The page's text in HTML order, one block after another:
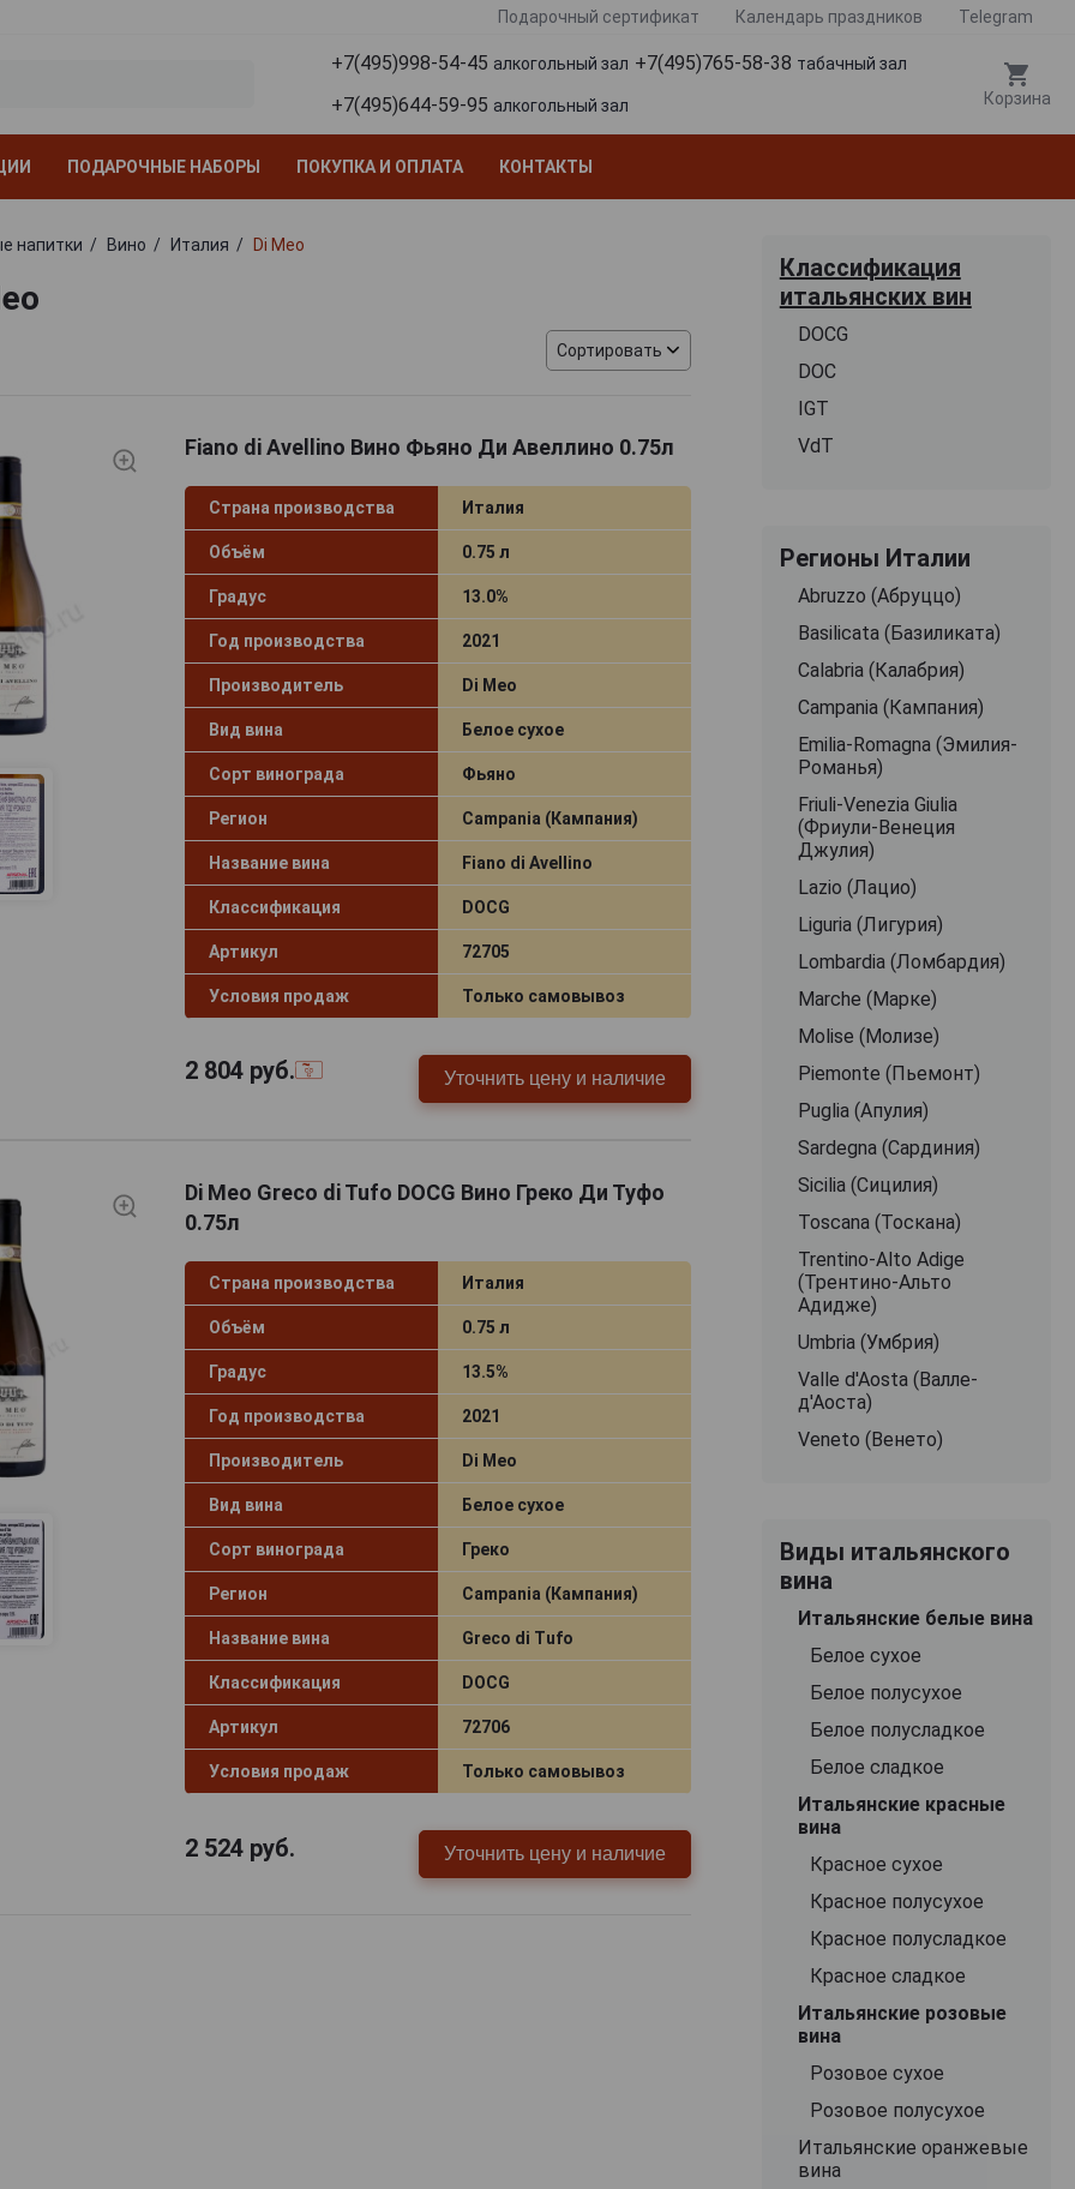
Подарочный сертификат Календарь праздников Telegram
+7(495)998-54-45 алкогольный зал +7(495)765-58-38 табачный зал
+7(495)644-59-95 алкогольный зал Корзина
ПОДАРОЧНЫЕ НАБОРЫ ПОКУПКА И ОПЛАТА КОНТАКТЫ
напитки Вино Италия Di Meo
Сортировать
Fiano di Avellino Вино Фьяно Ди Авеллино 0.75л
Страна производства Италия
Объём 0.75 л
Градус 13.0%
Год производства 2021
Производитель Di Meo
Вид вина Белое сухое
Сорт винограда Фьяно
Регион Campania (Кампания)
Название вина Fiano di Avellino
Классификация DOCG
Артикул 72705
Условия продаж Только самовывоз
2 804руб. Уточнить цену и наличие
Di Meo Greco di Tufo DOCG Вино Греко Ди Туфо
0.75л
Страна производства Италия
Объём 0.75 л
Градус 13.5%
Год производства 2021
Производитель Di Meo
Вид вина Белое сухое
Сорт винограда Греко
Регион Campania (Кампания)
Название вина Greco di Tufo
Классификация DOCG
Артикул 72706
Условия продаж Только самовывоз
2 524руб. Уточнить цену и наличие
Классификация
итальянских вин
DOCG
DOC
IGT
VdT
Регионы Италии
Abruzzo (Абруццо)
Basilicata (Базиликата)
Calabria (Калабрия)
Campania (Кампания)
Emilia-Romagna (Эмилия-
Романья)
Friuli-Venezia Giulia
(Фриули-Венеция
Джулия)
Lazio (Лацио)
Liguria (Лигурия)
Lombardia (Ломбардия)
Marche (Марке)
Molise (Молизе)
Piemonte (Пьемонт)
Puglia (Апулия)
Sardegna (Сардиния)
Sicilia (Сицилия)
Toscana (Тоскана)
Trentino-Alto Adige
(Трентино-Альто
Адидже)
Umbria (Умбрия)
Valle d'Aosta (Валле-
д'Аоста)
Veneto (Венето)
Виды итальянского
вина
Итальянские белые вина
Белое сухое
Белое полусухое
Белое полусладкое
Белое сладкое
Итальянские красные
вина
Красное сухое
Красное полусухое
Красное полусладкое
Красное сладкое
Итальянские розовые
вина
Розовое сухое
Розовое полусухое
Итальянские оранжевые
вина